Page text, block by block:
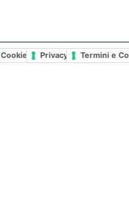
Cookie PolicyPrivacy PolicyTermini e